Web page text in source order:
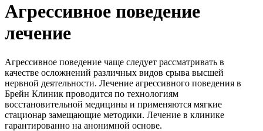
Агрессивное поведение
лечение
Агрессивное поведение чаще следует рассматривать в
качестве осложнений различных видов срыва высшей
нервной деятельности. Лечение агрессивного поведения в
Брейн Клиник проводится по технологиям
восстановительной медицины и применяются мягкие
стационар замещающие методики. Лечение в клинике
гарантированно на анонимной основе.